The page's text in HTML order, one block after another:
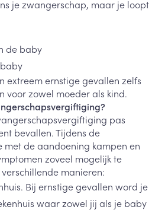
je zwangerschap, maar je loopt
de baby
extreem ernstige gevallen zelfs
voor zowel moeder als kind.
pas
bevallen. Tijdens de
de aandoening kampen en
zoveel mogelijk te
manieren:
Bij ernstige gevallen word je
waar zowel jij als je baby